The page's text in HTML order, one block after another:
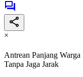
×
Antrean Panjang
Tanpa Jaga Jarak